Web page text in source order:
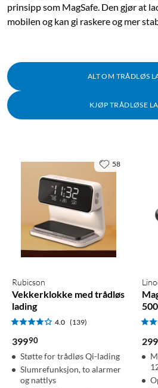
prinsipp som MagSafe. Den gjør at
mobilen og kan gi raskere og mer
ALT OM TRÅDLØS
KJØP TRÅDLØSE
Rubicson
Vekkerklokke med trådløs
lading
4.0 (139)
39990
Støtte for trådløs Qi-lading
Slumrefunksjon, to alarmer
og nattlys
58
299